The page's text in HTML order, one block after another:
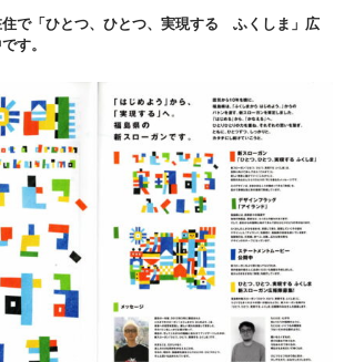
で「ひとつ、ひとつ、実現する ふくしま」広
す。